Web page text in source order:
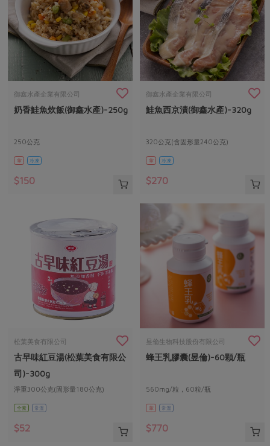
御鑫水產企業有限公司
奶香鮭魚炊飯(御鑫水產)-250g
250公克
葷 冷凍
$150
御鑫水產企業有限公司
鮭魚西京漬(御鑫水產)-320g
320公克(含固形量240公克)
葷 冷凍
$270
松葉美食有限公司
古早味紅豆湯(松葉美食有限公
司)-300g
淨重300公克(固形量180公克)
全素 常溫
$52
昱倫生物科技股份有限公司
蜂王乳膠囊(昱倫)-60顆/瓶
560mg/粒，60粒/瓶
葷 常溫
$770